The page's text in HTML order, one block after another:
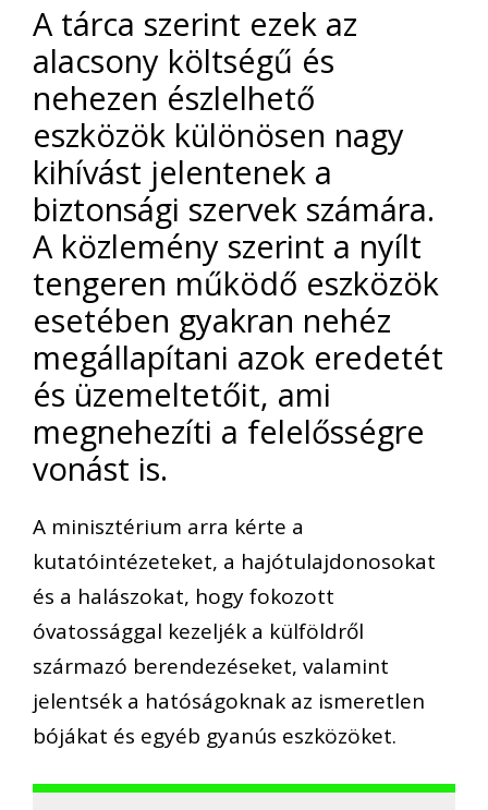
A tárca szerint ezek az
alacsony költségű és
nehezen észlelhető
eszközök különösen nagy
kihívást jelentenek a
biztonsági szervek számára.
A közlemény szerint a nyílt
tengeren működő eszközök
esetében gyakran nehéz
megállapítani azok eredetét
és üzemeltetőit, ami
megnehezíti a felelősségre
vonást is.
A minisztérium arra kérte a
kutatóintézeteket, a hajótulajdonosokat
és a halászokat, hogy fokozott
óvatossággal kezeljék a külföldről
származó berendezéseket, valamint
jelentsék a hatóságoknak az ismeretlen
bójákat és egyéb gyanús eszközöket.